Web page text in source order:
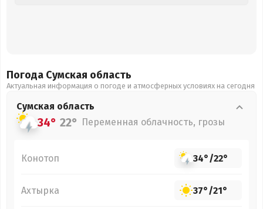
Погода Сумская область
Актуальная информация о погоде и атмосферных условиях на сегодня
Сумская область
34° 22° Переменная облачность, грозы
Конотоп 34°/22°
Ахтырка 37°/21°